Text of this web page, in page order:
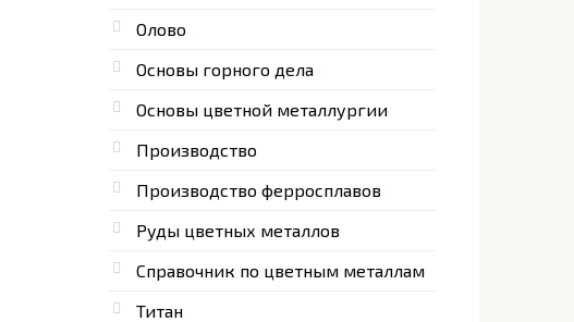
Олово
Основы горного дела
Основы цветной металлургии
Производство
Производство ферросплавов
Руды цветных металлов
Справочник по цветным металлам
Титан